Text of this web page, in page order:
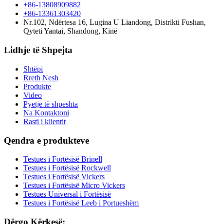
+86-13808909882
+86-13361303420
Nr.102, Ndërtesa 16, Lugina U Liandong, Distrikti Fushan,
Qyteti Yantai, Shandong, Kinë
Lidhje të Shpejta
Shtëpi
Rreth Nesh
Produkte
Video
Pyetje të shpeshta
Na Kontaktoni
Rasti i klientit
Qendra e produkteve
Testues i Fortësisë Brinell
Testues i Fortësisë Rockwell
Testues i Fortësisë Vickers
Testues i Fortësisë Micro Vickers
Testues Universal i Fortësisë
Testues i Fortësisë Leeb i Portueshëm
Dërgo Kërkesë: